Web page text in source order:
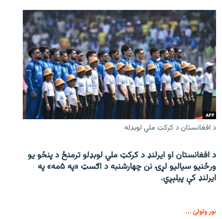
د افغانستان د کرکټ ملي لوبډله
د افغانستان او ایرلنډ د کرکټ ملي لوبډلو ترمنځ د پنځو یو
ورځنیو سیالیو لړۍ نن چهارشنبه د اګسټ «په ۵مه» په
ایرلنډ کې پیلېږي.
نور ولولئ ...